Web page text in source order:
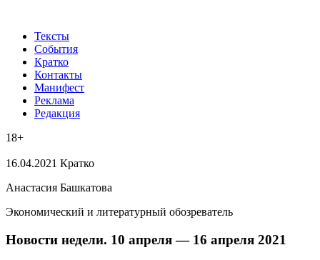
Тексты
События
Кратко
Контакты
Манифест
Реклама
Редакция
18+
16.04.2021 Кратко
Анастасия Башкатова
Экономический и литературный обозреватель
Новости недели. 10 апреля — 16 апреля 2021